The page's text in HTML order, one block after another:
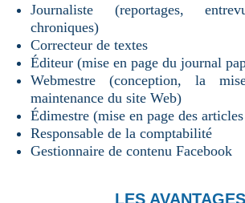
Journaliste (reportages,
chroniques)
Correcteur de textes
Éditeur (mise en page du journal
Webmestre (conception, la
maintenance du site Web)
Édimestre (mise en page des
Responsable de la comptabilité
Gestionnaire de contenu Facebook
LES AVANTAGES